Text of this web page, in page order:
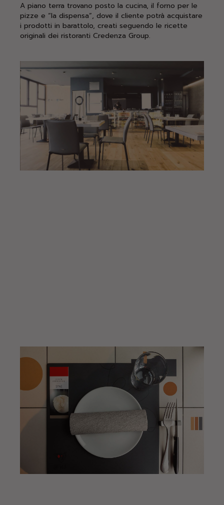
A piano terra trovano posto la cucina, il forno per le
pizze e “la dispensa”, dove il cliente potrà acquistare
i prodotti in barattolo, creati seguendo le ricette
originali dei ristoranti Credenza Group.